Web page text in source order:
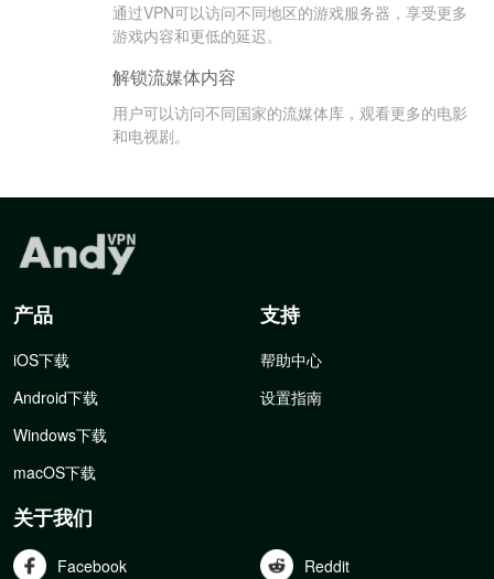
通过VPN可以访问不同地区的游戏服务器，享受更多
游戏内容和更低的延迟。
解锁流媒体内容
用户可以访问不同国家的流媒体库，观看更多的电影
和电视剧。
产品
iOS下载
Android下载
Windows下载
macOS下载
支持
帮助中心
设置指南
关于我们
Facebook Reddit